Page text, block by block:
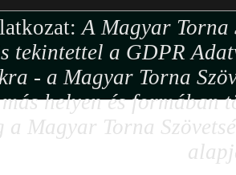
A Magyar Torna
tekintettel a GDPR
- a Magyar Torna
helyen és formában
a Magyar Torna